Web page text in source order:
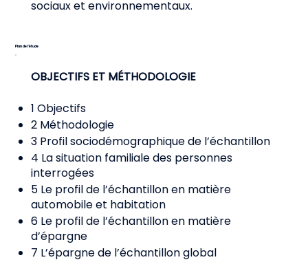
sociaux et environnementaux.
OBJECTIFS ET MÉTHODOLOGIE
1 Objectifs
2 Méthodologie
3 Profil sociodémographique de l’échantillon
4 La situation familiale des personnes
interrogées
5 Le profil de l’échantillon en matière
automobile et habitation
6 Le profil de l’échantillon en matière
d’épargne
7 L’épargne de l’échantillon global
Plan de l’étude